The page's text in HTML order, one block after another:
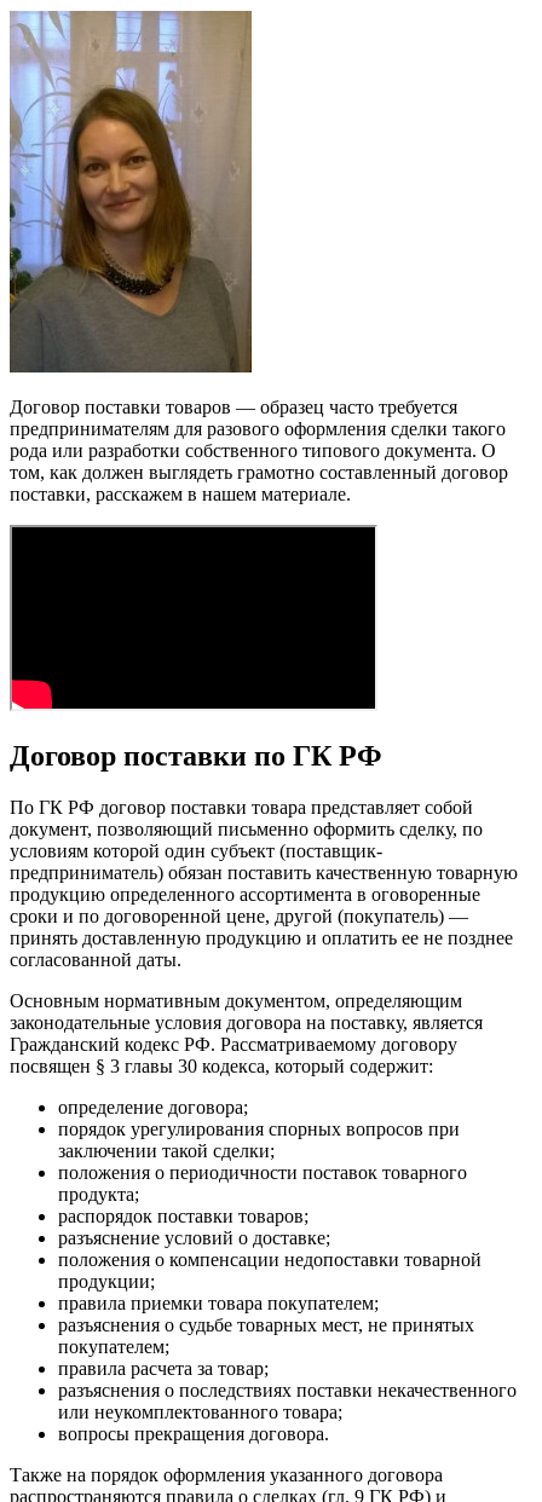
Договор поставки товаров — образец часто требуется
предпринимателям для разового оформления сделки такого
рода или разработки собственного типового документа. О
том, как должен выглядеть грамотно составленный договор
поставки, расскажем в нашем материале.
Договор поставки по ГК РФ
По ГК РФ договор поставки товара представляет собой
документ, позволяющий письменно оформить сделку, по
условиям которой один субъект (поставщик-
предприниматель) обязан поставить качественную товарную
продукцию определенного ассортимента в оговоренные
сроки и по договоренной цене, другой (покупатель) —
принять доставленную продукцию и оплатить ее не позднее
согласованной даты.
Основным нормативным документом, определяющим
законодательные условия договора на поставку, является
Гражданский кодекс РФ. Рассматриваемому договору
посвящен § 3 главы 30 кодекса, который содержит:
определение договора;
порядок урегулирования спорных вопросов при
заключении такой сделки;
положения о периодичности поставок товарного
продукта;
распорядок поставки товаров;
разъяснение условий о доставке;
положения о компенсации недопоставки товарной
продукции;
правила приемки товара покупателем;
разъяснения о судьбе товарных мест, не принятых
покупателем;
правила расчета за товар;
разъяснения о последствиях поставки некачественного
или неукомплектованного товара;
вопросы прекращения договора.
Также на порядок оформления указанного договора
распространяются правила о сделках (гл. 9 ГК РФ) и